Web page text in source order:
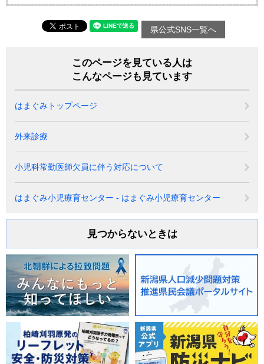
県公式SNS一覧へ
このページを見ている人は
こんなページも見ています
はまぐみトップページ
外来診療
小児科常勤医師欠員に伴う対応について
はまぐみ小児療育センター - はまぐみ小児療育センター
見つからないときは